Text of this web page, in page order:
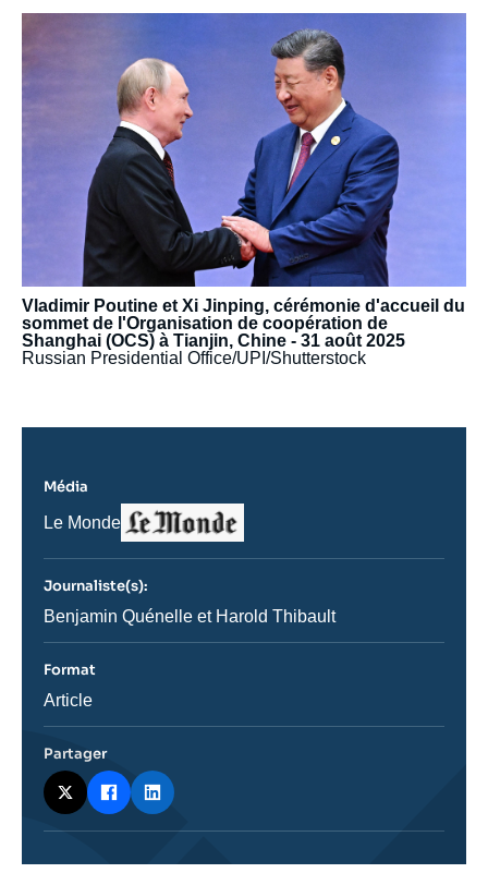
médiatique
Vladimir Poutine et Xi Jinping, cérémonie d'accueil du
sommet de l'Organisation de coopération de
Shanghai (OCS) à Tianjin, Chine - 31 août 2025
Russian Presidential Office/UPI/Shutterstock
Média
Nom
journal,
ou
émission
Le Monde
Logo
Journaliste(s):
Journaliste
Benjamin Quénelle et Harold Thibault
Format
Catégorie
Article
Partager